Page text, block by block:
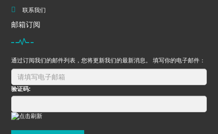
联系我们
邮箱订阅
通过订阅我们的邮件列表，您将更新我们的最新消息。 填写你的电子邮件：
验证码: